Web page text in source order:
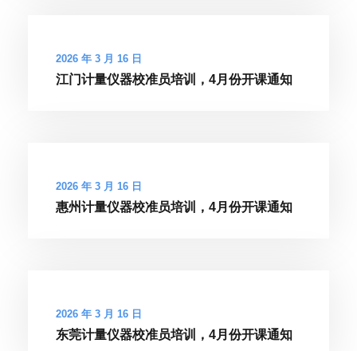
2026 年 3 月 16 日
江门计量仪器校准员培训，4月份开课通知
2026 年 3 月 16 日
惠州计量仪器校准员培训，4月份开课通知
2026 年 3 月 16 日
东莞计量仪器校准员培训，4月份开课通知